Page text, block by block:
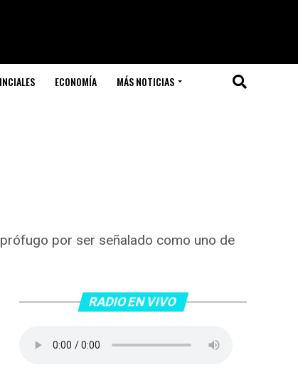
ECONOMÍA MÁS NOTICIAS
por ser señalado como uno de
RADIO EN VIVO